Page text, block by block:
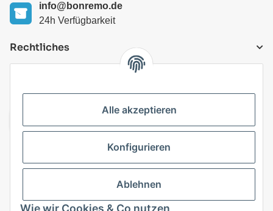
info@bonremo.de
24h Verfügbarkeit
Rechtliches
Vertrag widerrufen
Alle akzeptieren
Konfigurieren
Ablehnen
Wie wir Cookies & Co nutzen